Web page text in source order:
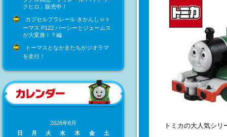
クヒロ」販売中！
カプセルプラレール きかんしゃト
ーマス P122 パーシーとジェームス
が大変身！？編
トーマスとなかまたちがジオラマ
を走行！
2026年8月
日
月 火 水 木 金
土
トミカの大人気シ